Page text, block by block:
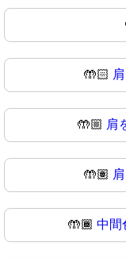
🤲🏻
🤲🏼 肩
🤲🏽
🤲🏾 中間